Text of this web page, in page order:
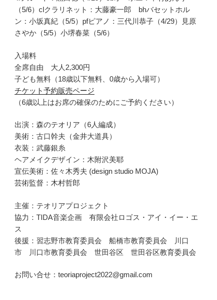
（5/6）clクラリネット：大藤豪一郎 bhバセットホル
ン：小坂真紀（5/5）pfピアノ：三代川恭子（4/29）見原
さやか（5/5）小堺春菜（5/6）
入場料
全席自由 大人2,300円
子ども無料（18歳以下無料、0歳から入場可）
チケット予約販売ページ
（6歳以上はお席の確保のためにご予約ください）
出演：森のテオリア（6人編成）
美術：古口幹夫（金井大道具）
衣装：武藤銀糸
ヘアメイクデザイン：木附沢美耶
宣伝美術：佐々木秀夫 (design studio MOJA)
芸術監督：木村哲郎
主催：テオリアプロジェクト
協力：TIDA音楽企画 有限会社ロゴス・アイ・イー・エ
ス
後援：習志野市教育委員会 船橋市教育委員会 川口
市 川口市教育委員会 世田谷区 世田谷区教育委員会
お問い合せ：teoriaproject2022@gmail.com